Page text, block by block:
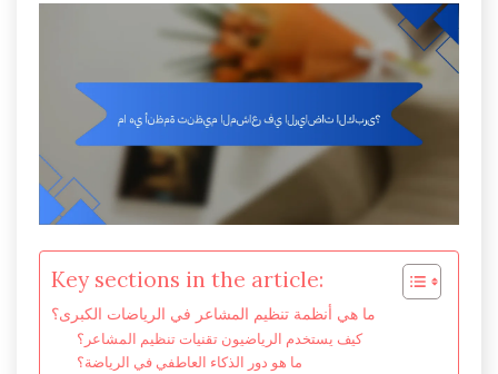
Key sections in the article:
ما هي أنظمة تنظيم المشاعر في الرياضات الكبرى؟
كيف يستخدم الرياضيون تقنيات تنظيم المشاعر؟
ما هو دور الذكاء العاطفي في الرياضة؟